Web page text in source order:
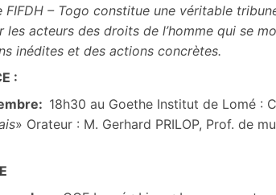
FIFDH – Togo constitue une véritable
les acteurs des droits de l’homme qui se
inédites et des actions concrètes.
:
18h30 au Goethe Institut de Lomé :
» Orateur : M. Gerhard PRILOP, Prof. de